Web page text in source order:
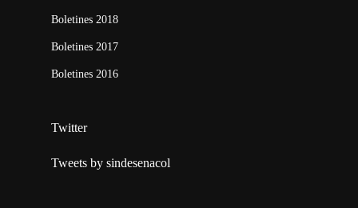
Boletines 2018
Boletines 2017
Boletines 2016
Twitter
Tweets by sindesenacol